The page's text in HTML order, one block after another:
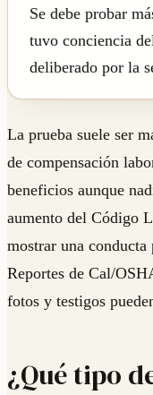
Se debe probar
tuvo conciencia
deliberado por la
La prueba suele ser
de compensación
beneficios aunque
aumento del Código
mostrar una conducta
Reportes de Cal/
fotos y testigos
¿Qué tipo